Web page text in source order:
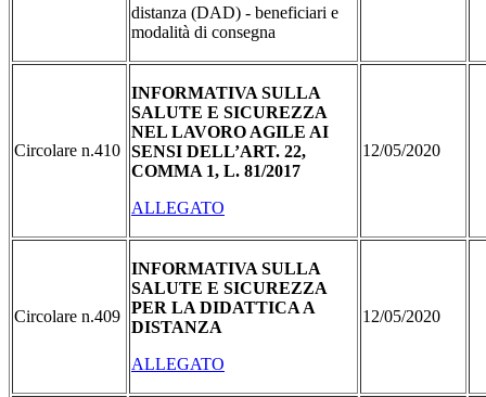
distanza (DAD) - beneficiari e
modalità di consegna
Circolare n.410
INFORMATIVA SULLA
SALUTE E SICUREZZA
NEL LAVORO AGILE AI
SENSI DELL’ART. 22,
COMMA 1, L. 81/2017
ALLEGATO
12/05/2020
Circolare n.409
INFORMATIVA SULLA
SALUTE E SICUREZZA
PER LA DIDATTICA A
DISTANZA
ALLEGATO
12/05/2020